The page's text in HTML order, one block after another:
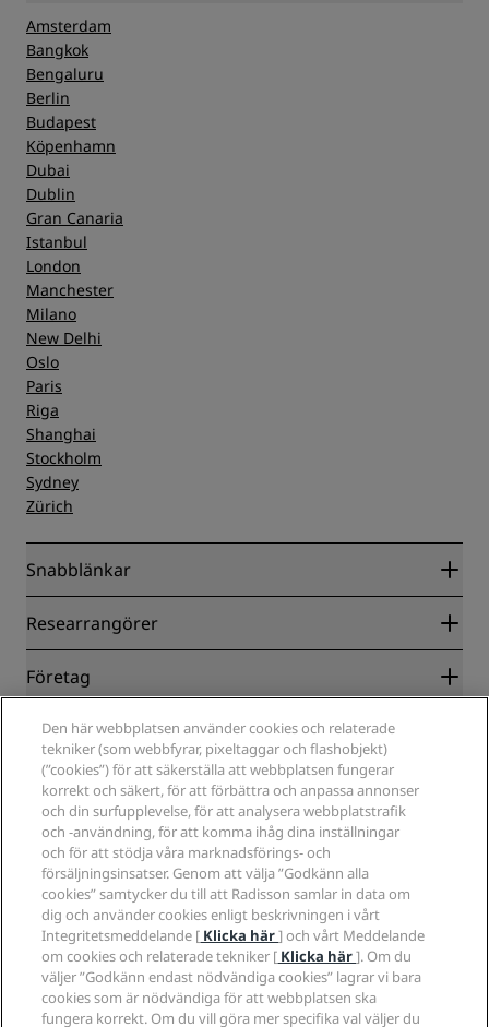
Amsterdam
Bangkok
Bengaluru
Berlin
Budapest
Köpenhamn
Dubai
Dublin
Gran Canaria
Istanbul
London
Manchester
Milano
New Delhi
Oslo
Paris
Riga
Shanghai
Stockholm
Sydney
Zürich
Snabblänkar
Radisson Rewards
Blog
Destinationer
Radisson Hotels APP
Hotell godkända för sporter
Familjevänliga hotell
Hälsa och säkerhet
Researrangörer
Samarbetspartners
Resebyråer
Företag
Radisson Hotel Group
Media
Jobberbjudanden RHG
Jobberbjudanden PPHE
Lediga jobb EHL
The Club by RHG
Utvecklingsmöjligheter
Ansvarsfullt företagande
Anskaffning
Juridiskt
Integritetscenter
Juridiskt meddelande
Radisson Rewards villkor
Webbplatsanvändningsavtal
Digital tillgänglighet
Uttalande om modernt slaveri
Hjälp
Meddelanden till konsumenter
Kontakt
Frågor och svar
Sidkarta
Sociala medier
Radisson Hotels varumärken
Den här webbplatsen använder cookies och relaterade
tekniker (som webbfyrar, pixeltaggar och flashobjekt)
(”cookies”) för att säkerställa att webbplatsen fungerar
korrekt och säkert, för att förbättra och anpassa annonser
och din surfupplevelse, för att analysera webbplatstrafik
och -användning, för att komma ihåg dina inställningar
och för att stödja våra marknadsförings- och
försäljningsinsatser. Genom att välja ”Godkänn alla
cookies” samtycker du till att Radisson samlar in data om
dig och använder cookies enligt beskrivningen i vårt
Integritetsmeddelande [ Klicka här] och vårt Meddelande
om cookies och relaterade tekniker [ Klicka här]. Om du
väljer ”Godkänn endast nödvändiga cookies” lagrar vi bara
cookies som är nödvändiga för att webbplatsen ska
fungera korrekt. Om du vill göra mer specifika val väljer du